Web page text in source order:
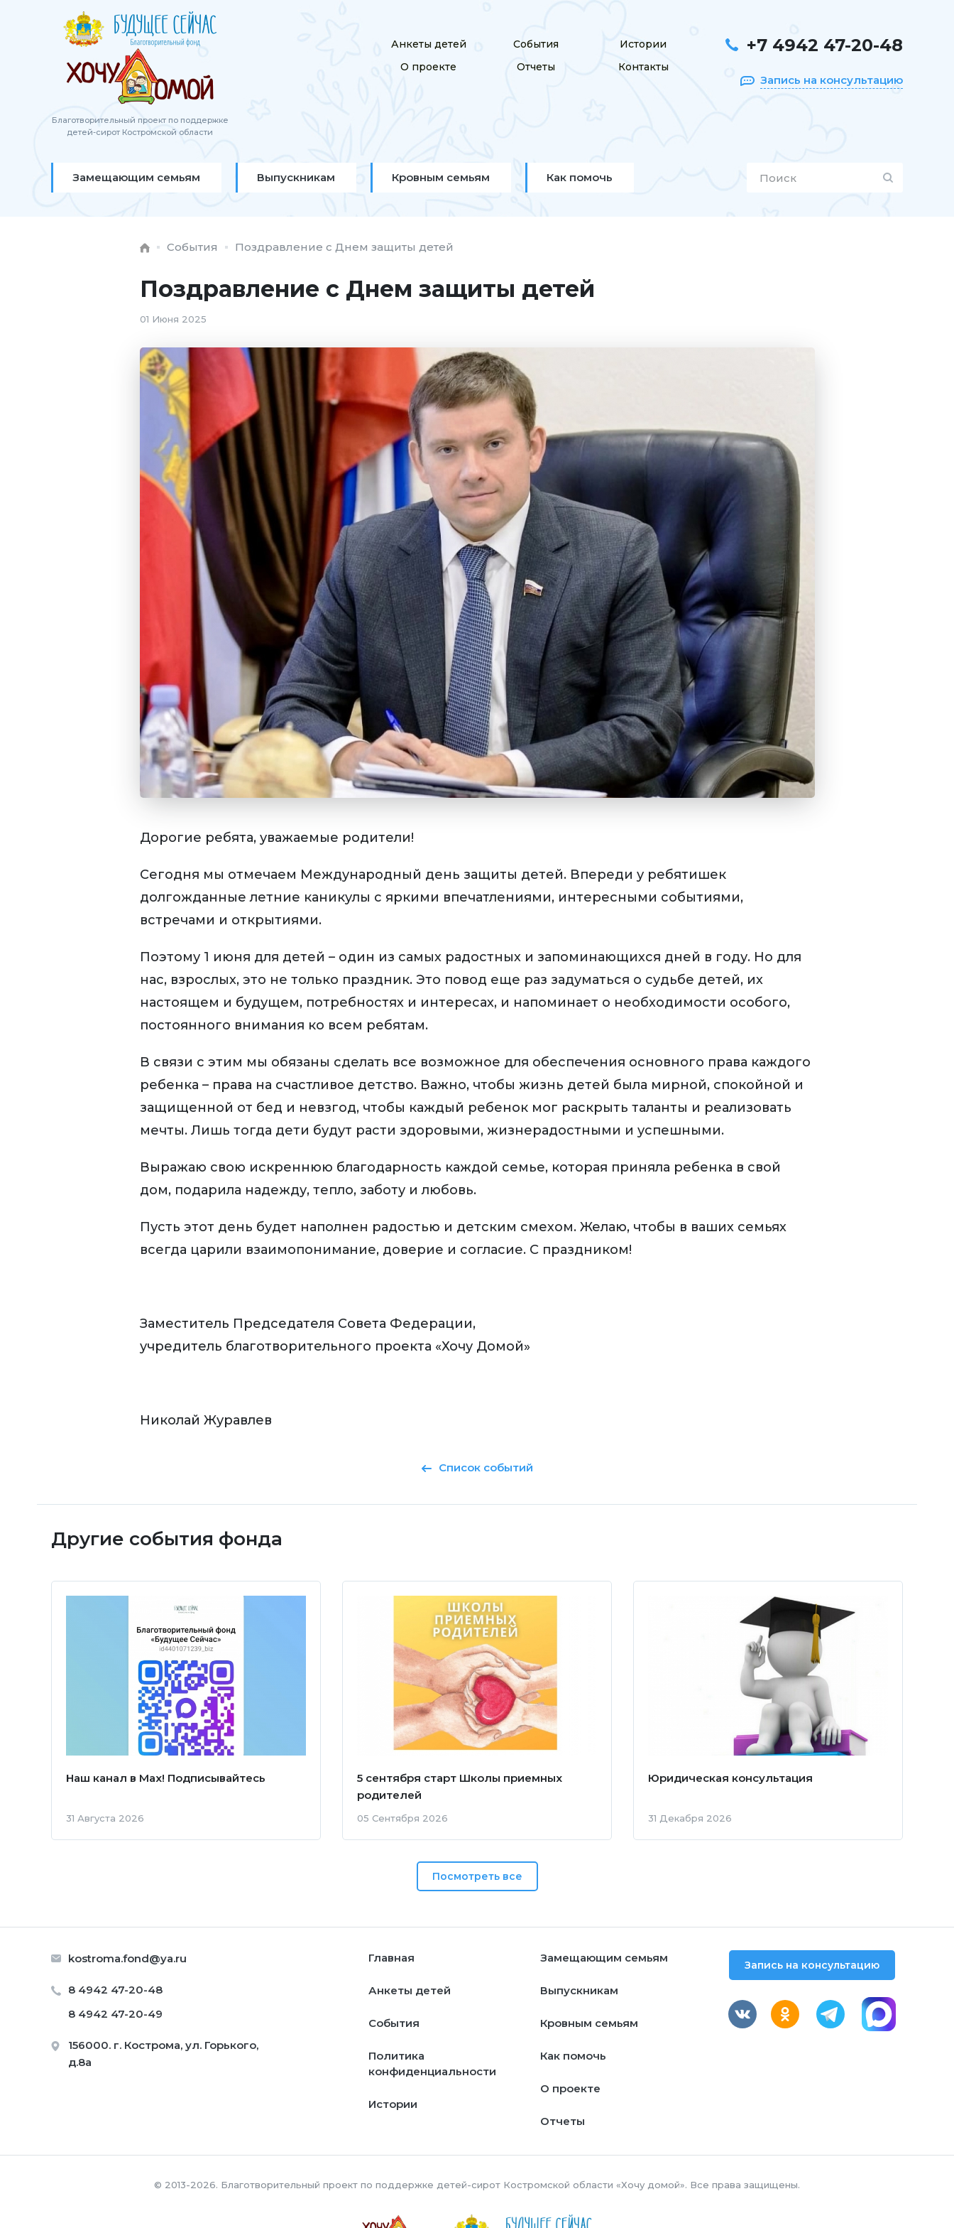
Благотворительный проект по поддержке
детей-сирот Костромской области
Анкеты детей События
Истории
О проекте
Отчеты Контакты
+7 4942 47-20-48
Запись на консультацию
Замещающим семьям Выпускникам Кровным семьям Как помочь
События Поздравление с Днем защиты детей
Поздравление с Днем защиты детей
01 Июня 2025
Дорогие ребята, уважаемые родители!
Сегодня мы отмечаем Международный день защиты детей. Впереди у ребятишек
долгожданные летние каникулы с яркими впечатлениями, интересными событиями,
встречами и открытиями.
Поэтому 1 июня для детей – один из самых радостных и запоминающихся дней в году. Но для
нас, взрослых, это не только праздник. Это повод еще раз задуматься о судьбе детей, их
настоящем и будущем, потребностях и интересах, и напоминает о необходимости особого,
постоянного внимания ко всем ребятам.
В связи с этим мы обязаны сделать все возможное для обеспечения основного права каждого
ребенка – права на счастливое детство. Важно, чтобы жизнь детей была мирной, спокойной и
защищенной от бед и невзгод, чтобы каждый ребенок мог раскрыть таланты и реализовать
мечты. Лишь тогда дети будут расти здоровыми, жизнерадостными и успешными.
Выражаю свою искреннюю благодарность каждой семье, которая приняла ребенка в свой
дом, подарила надежду, тепло, заботу и любовь.
Пусть этот день будет наполнен радостью и детским смехом. Желаю, чтобы в ваших семьях
всегда царили взаимопонимание, доверие и согласие. С праздником!
Заместитель Председателя Совета Федерации,
учредитель благотворительного проекта «Хочу Домой»
Николай Журавлев
Список событий
Другие события фонда
Наш канал в Мах! Подписывайтесь
31 Августа 2026
5 сентября старт Школы приемных
родителей
05 Сентября 2026
Юридическая консультация
31 Декабря 2026
Посмотреть все
kostroma.fond@ya.ru
8 4942 47-20-48
8 4942 47-20-49
156000. г. Кострома, ул. Горького,
д.8а
Главная
Анкеты детей
События
Политика
конфиденциальности
Истории
Замещающим семьям
Выпускникам
Кровным семьям
Как помочь
О проекте
Отчеты
Запись на консультацию
© 2013-2026. Благотворительный проект по поддержке детей-сирот Костромской области «Хочу домой». Все права защищены.